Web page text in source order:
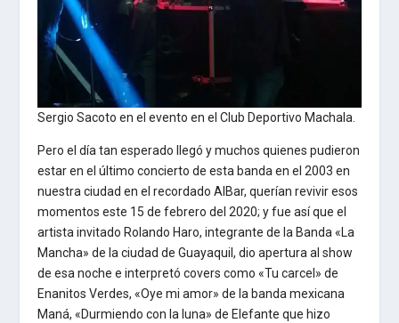
Sergio Sacoto en el evento en el Club Deportivo Machala.
Pero el día tan esperado llegó y muchos quienes pudieron
estar en el último concierto de esta banda en el 2003 en
nuestra ciudad en el recordado AlBar, querían revivir esos
momentos este 15 de febrero del 2020; y fue así que el
artista invitado Rolando Haro, integrante de la Banda «La
Mancha» de la ciudad de Guayaquil, dio apertura al show
de esa noche e interpretó covers como «Tu carcel» de
Enanitos Verdes, «Oye mi amor» de la banda mexicana
Maná, «Durmiendo con la luna» de Elefante que hizo